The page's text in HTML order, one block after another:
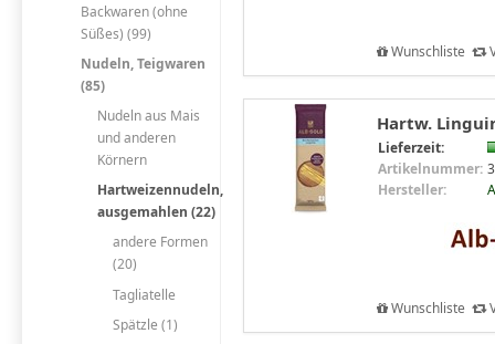
Backwaren (ohne
Süßes) (99)
Nudeln, Teigwaren
(85)
Nudeln aus Mais
und anderen
Körnern
Hartweizennudeln,
ausgemahlen (22)
andere Formen
(20)
Tagliatelle
Spätzle (1)
Wunschliste
Hartw.
Lieferzeit:
Artikelnummer:
Hersteller:
Wunschliste